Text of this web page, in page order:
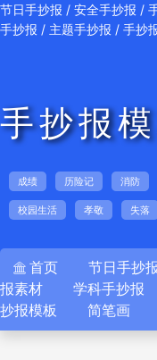
节日手抄报 / 安全手抄报 /
手抄报 / 主题手抄报 / 手抄
手抄报
成绩 历险记 消防
校园生活 孝敬 失落
 首页 节日手抄
报素材
学科手抄报
抄报模板
简笔画